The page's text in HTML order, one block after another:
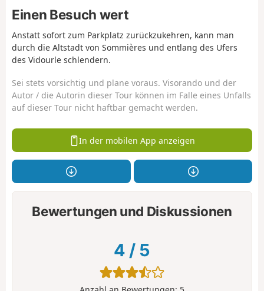
Einen Besuch wert
Anstatt sofort zum Parkplatz zurückzukehren, kann man
durch die Altstadt von Sommières und entlang des Ufers
des Vidourle schlendern.
Sei stets vorsichtig und plane voraus. Visorando und der
Autor / die Autorin dieser Tour können im Falle eines Unfalls
auf dieser Tour nicht haftbar gemacht werden.
In der mobilen App anzeigen
Bewertungen und Diskussionen
4 / 5